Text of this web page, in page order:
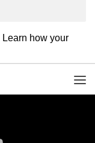
Learn how your